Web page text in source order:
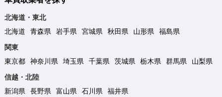
北海道・東北
北海道
青森県 岩手県 宮城県 秋田県 山形県
福島県
関東
東京都
神奈川県 埼玉県 千葉県 茨城県 栃木県 群馬県
山梨県
信越・北陸
新潟県
長野県 富山県 石川県
福井県